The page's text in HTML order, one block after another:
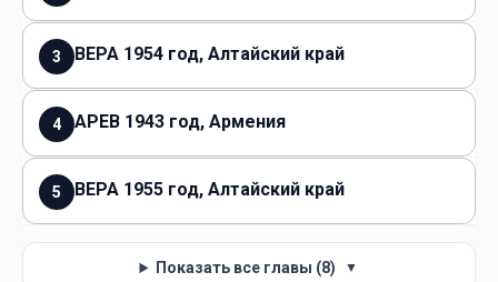
3 ВЕРА 1954 год, Алтайский край
4 АРЕВ 1943 год, Армения
5 ВЕРА 1955 год, Алтайский край
Показать все главы (8) ▼